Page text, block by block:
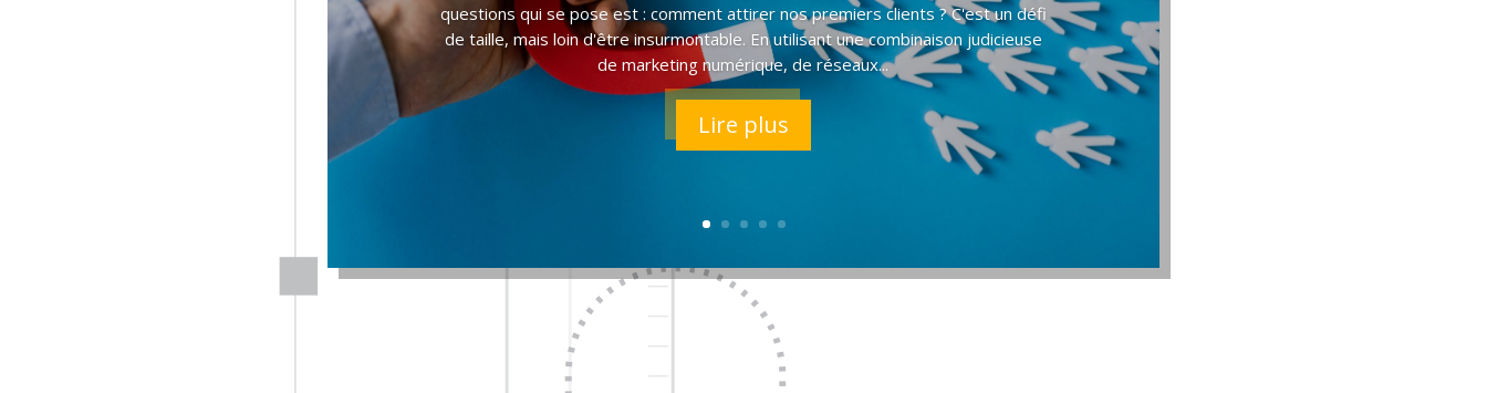
questions qui se pose est : comment attirer nos premiers clients ? C'est un défi
de taille, mais loin d'être insurmontable. En utilisant une combinaison judicieuse
de marketing numérique, de réseaux...
Lire plus